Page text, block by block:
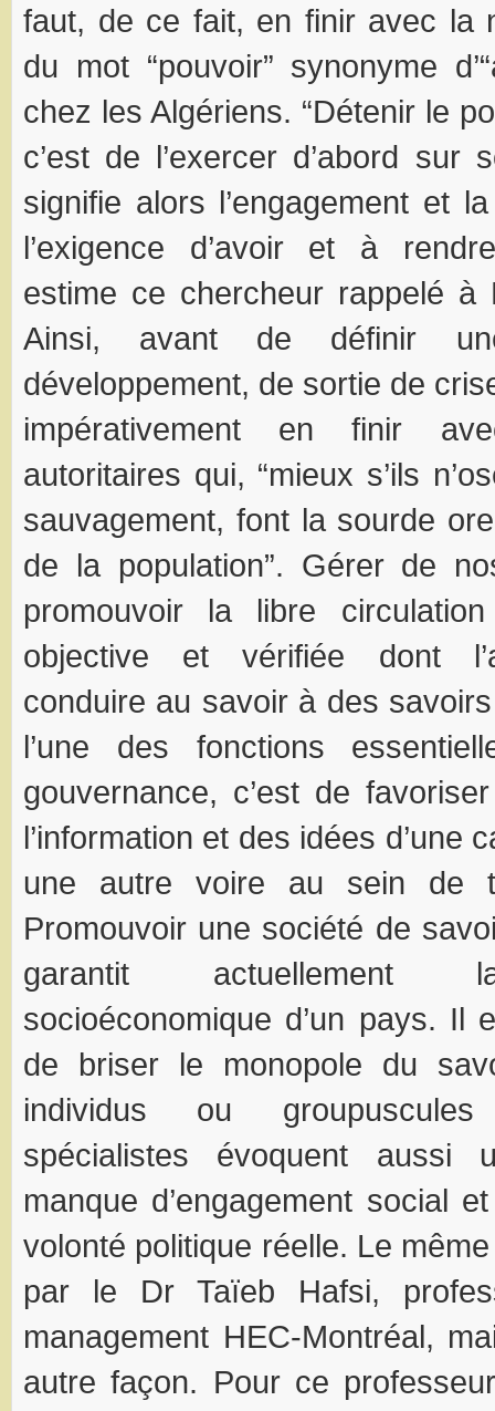
faut, de ce fait, en finir avec la
du mot “pouvoir” synonyme
chez les Algériens. “Détenir le
c’est de l’exercer d’abord sur
signifie alors l’engagement et
l’exigence d’avoir et à
estime ce chercheur rappelé à
Ainsi, avant de définir
développement, de sortie de
impérativement en finir
autoritaires qui, “mieux s’ils
sauvagement, font la sourde
de la population”. Gérer de
promouvoir la libre circulation
objective et vérifiée dont
conduire au savoir à des
l’une des fonctions
gouvernance, c’est de
l’information et des idées d’une
une autre voire au sein de
Promouvoir une société de
garantit actuellement
socioéconomique d’un pays. Il
de briser le monopole du
individus ou
spécialistes évoquent aussi
manque d’engagement social
volonté politique réelle. Le
par le Dr Taïeb Hafsi,
management HEC-Montréal,
autre façon. Pour ce